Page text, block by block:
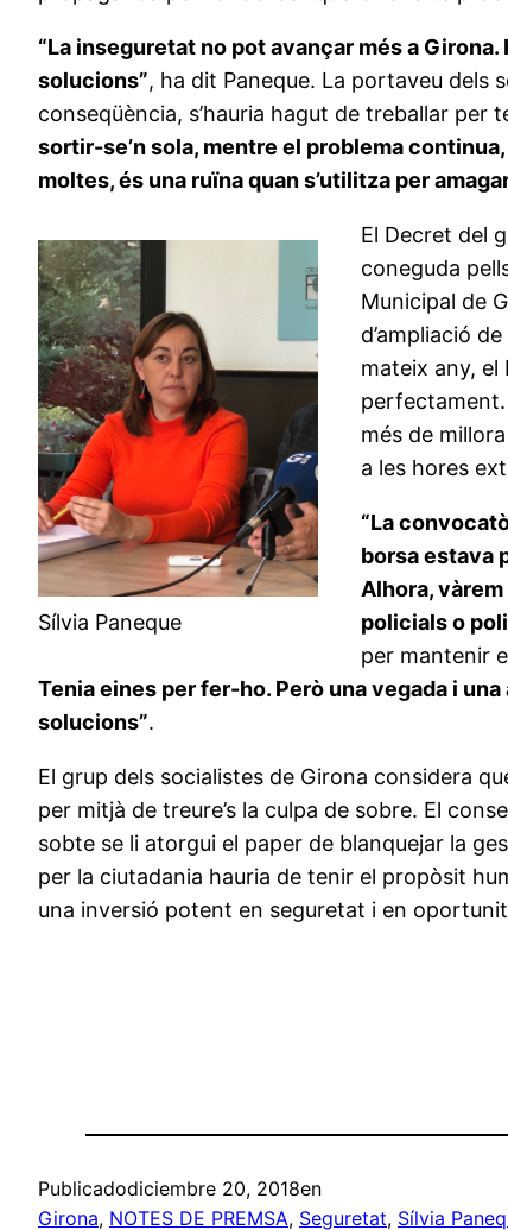
“La inseguretat no pot avançar més a
solucions”, ha dit Paneque. La portaveu dels
conseqüència, s’hauria hagut de treballar per
sortir-se’n sola, mentre el problema
moltes, és una ruïna quan s’utilitza per
Sílvia Paneque
El Decret del
coneguda
Municipal de
d’ampliació
mateix any, el
perfectament.
més de
a les hores
“La
borsa estava
Alhora,
policials o
per mantenir
Tenia eines per fer-ho. Però una vegada i
solucions”.
El grup dels socialistes de Girona considera
per mitjà de treure’s la culpa de sobre. El
sobte se li atorgui el paper de blanquejar la
per la ciutadania hauria de tenir el propòsit
una inversió potent en seguretat i en
Publicadodiciembre 20, 2018en
Girona, NOTES DE PREMSA, Seguretat, Sílvia